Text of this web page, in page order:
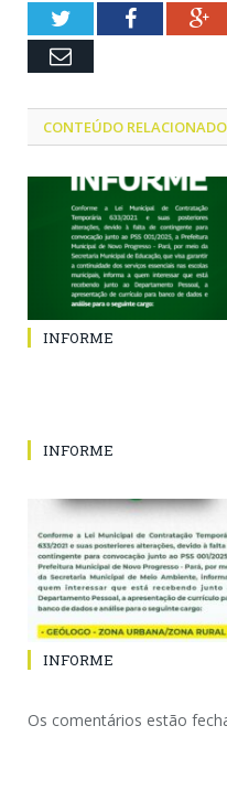
TwitterFacebook
Email
CONTEÚDO RELACIONADO
INFORME
INFORME
INFORME
Os comentários estão